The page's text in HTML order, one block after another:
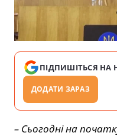
ПІДПИШІТЬСЯ НА
ДОДАТИ ЗАРАЗ
– Сьогодні на